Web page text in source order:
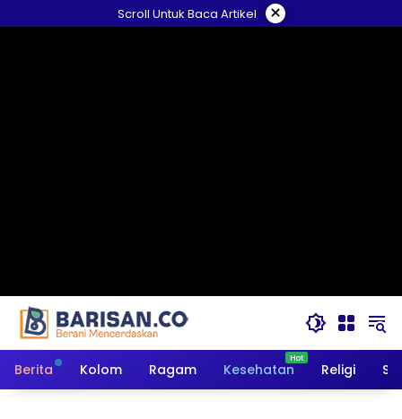
ke
Scroll Untuk Baca Artikel ×
Berita Kolom Ragam Kesehatan Religi